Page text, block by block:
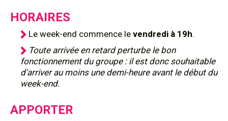
HORAIRES
Le week-end commence le vendredi à 19h.
Toute arrivée en retard perturbe le bon
fonctionnement du groupe : il est donc souhaitable
d'arriver au moins une demi-heure avant le début du
week-end.
APPORTER